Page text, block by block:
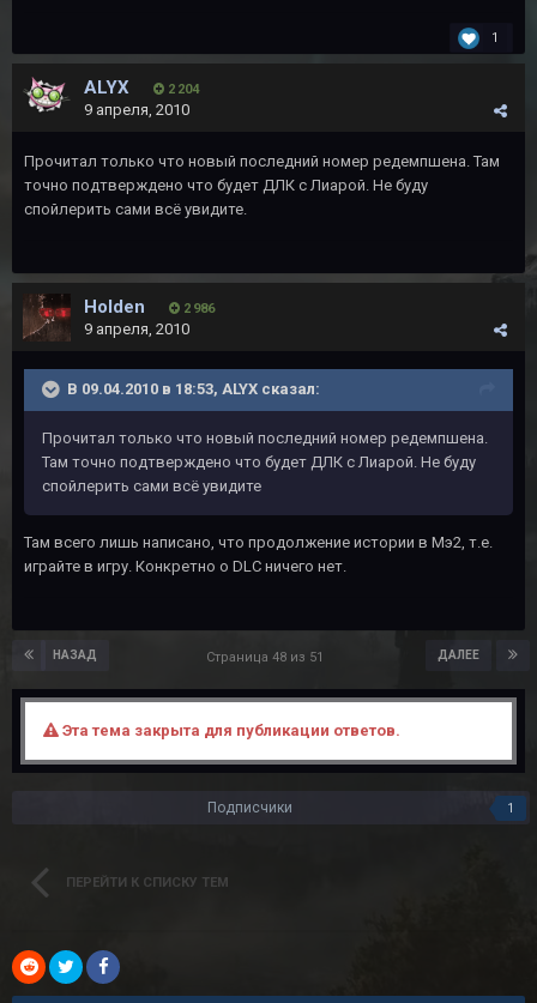
1
ALYX 2 204
9 апреля, 2010
Прочитал только что новый последний номер редемпшена. Там
точно подтверждено что будет ДЛК с Лиарой. Не буду
спойлерить сами всё увидите.
Holden 2 986
9 апреля, 2010
В 09.04.2010 в 18:53, ALYX сказал:
Прочитал только что новый последний номер редемпшена.
Там точно подтверждено что будет ДЛК с Лиарой. Не буду
спойлерить сами всё увидите
Там всего лишь написано, что продолжение истории в Мэ2, т.е.
играйте в игру. Конкретно о DLC ничего нет.
НАЗАД ДАЛЕЕ
Страница 48 из 51
Эта тема закрыта для публикации ответов.
Подписчики 1
ПЕРЕЙТИ К СПИСКУ ТЕМ